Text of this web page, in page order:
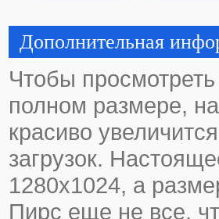
Дополнительная
Чтобы
полном размере,
красиво
загрузок.
1280х1024, а
Пирс еще не все,